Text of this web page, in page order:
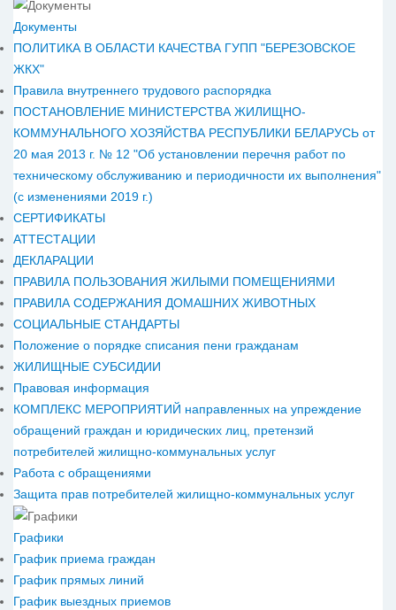
Документы
ПОЛИТИКА В ОБЛАСТИ КАЧЕСТВА ГУПП "БЕРЕЗОВСКОЕ
ЖКХ"
Правила внутреннего трудового распорядка
ПОСТАНОВЛЕНИЕ МИНИСТЕРСТВА ЖИЛИЩНО-
КОММУНАЛЬНОГО ХОЗЯЙСТВА РЕСПУБЛИКИ БЕЛАРУСЬ от
20 мая 2013 г. № 12 "Об установлении перечня работ по
техническому обслуживанию и периодичности их выполнения"
(с изменениями 2019 г.)
СЕРТИФИКАТЫ
АТТЕСТАЦИИ
ДЕКЛАРАЦИИ
ПРАВИЛА ПОЛЬЗОВАНИЯ ЖИЛЫМИ ПОМЕЩЕНИЯМИ
ПРАВИЛА СОДЕРЖАНИЯ ДОМАШНИХ ЖИВОТНЫХ
СОЦИАЛЬНЫЕ СТАНДАРТЫ
Положение о порядке списания пени гражданам
ЖИЛИЩНЫЕ СУБСИДИИ
Правовая информация
КОМПЛЕКС МЕРОПРИЯТИЙ направленных на упреждение
обращений граждан и юридических лиц, претензий
потребителей жилищно-коммунальных услуг
Работа с обращениями
Защита прав потребителей жилищно-коммунальных услуг
Графики
График приема граждан
График прямых линий
График выездных приемов